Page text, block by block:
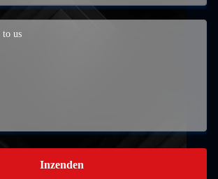
Inzenden